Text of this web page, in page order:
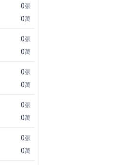
0張
0萬
0張
0萬
0張
0萬
0張
0萬
0張
0萬